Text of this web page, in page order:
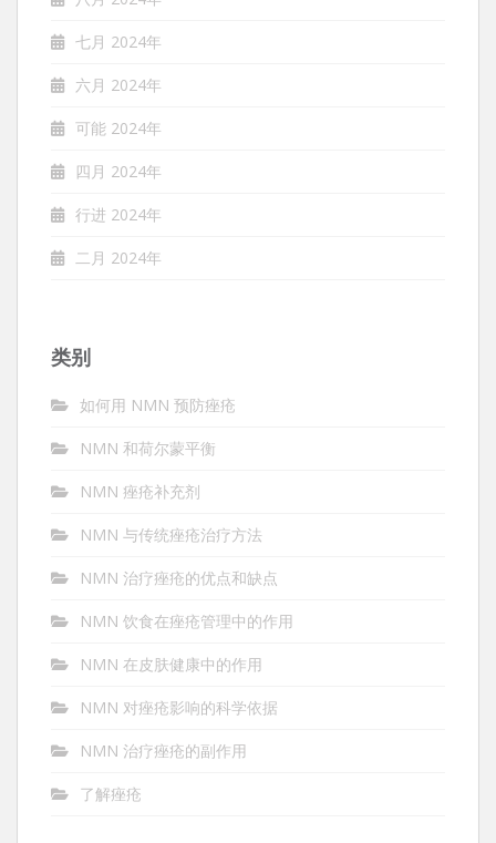
七月 2024年
六月 2024年
可能 2024年
四月 2024年
行进 2024年
二月 2024年
类别
如何用 NMN 预防痤疮
NMN 和荷尔蒙平衡
NMN 痤疮补充剂
NMN 与传统痤疮治疗方法
NMN 治疗痤疮的优点和缺点
NMN 饮食在痤疮管理中的作用
NMN 在皮肤健康中的作用
NMN 对痤疮影响的科学依据
NMN 治疗痤疮的副作用
了解痤疮